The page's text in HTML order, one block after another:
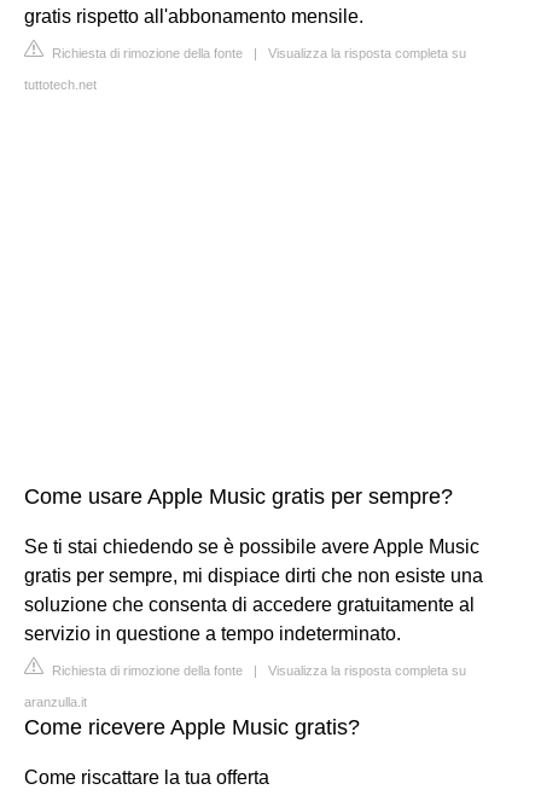
gratis rispetto all'abbonamento mensile.
Richiesta di rimozione della fonte | Visualizza la risposta completa su
tuttotech.net
Come usare Apple Music gratis per sempre?
Se ti stai chiedendo se è possibile avere Apple Music
gratis per sempre, mi dispiace dirti che non esiste una
soluzione che consenta di accedere gratuitamente al
servizio in questione a tempo indeterminato.
Richiesta di rimozione della fonte | Visualizza la risposta completa su
aranzulla.it
Come ricevere Apple Music gratis?
Come riscattare la tua offerta